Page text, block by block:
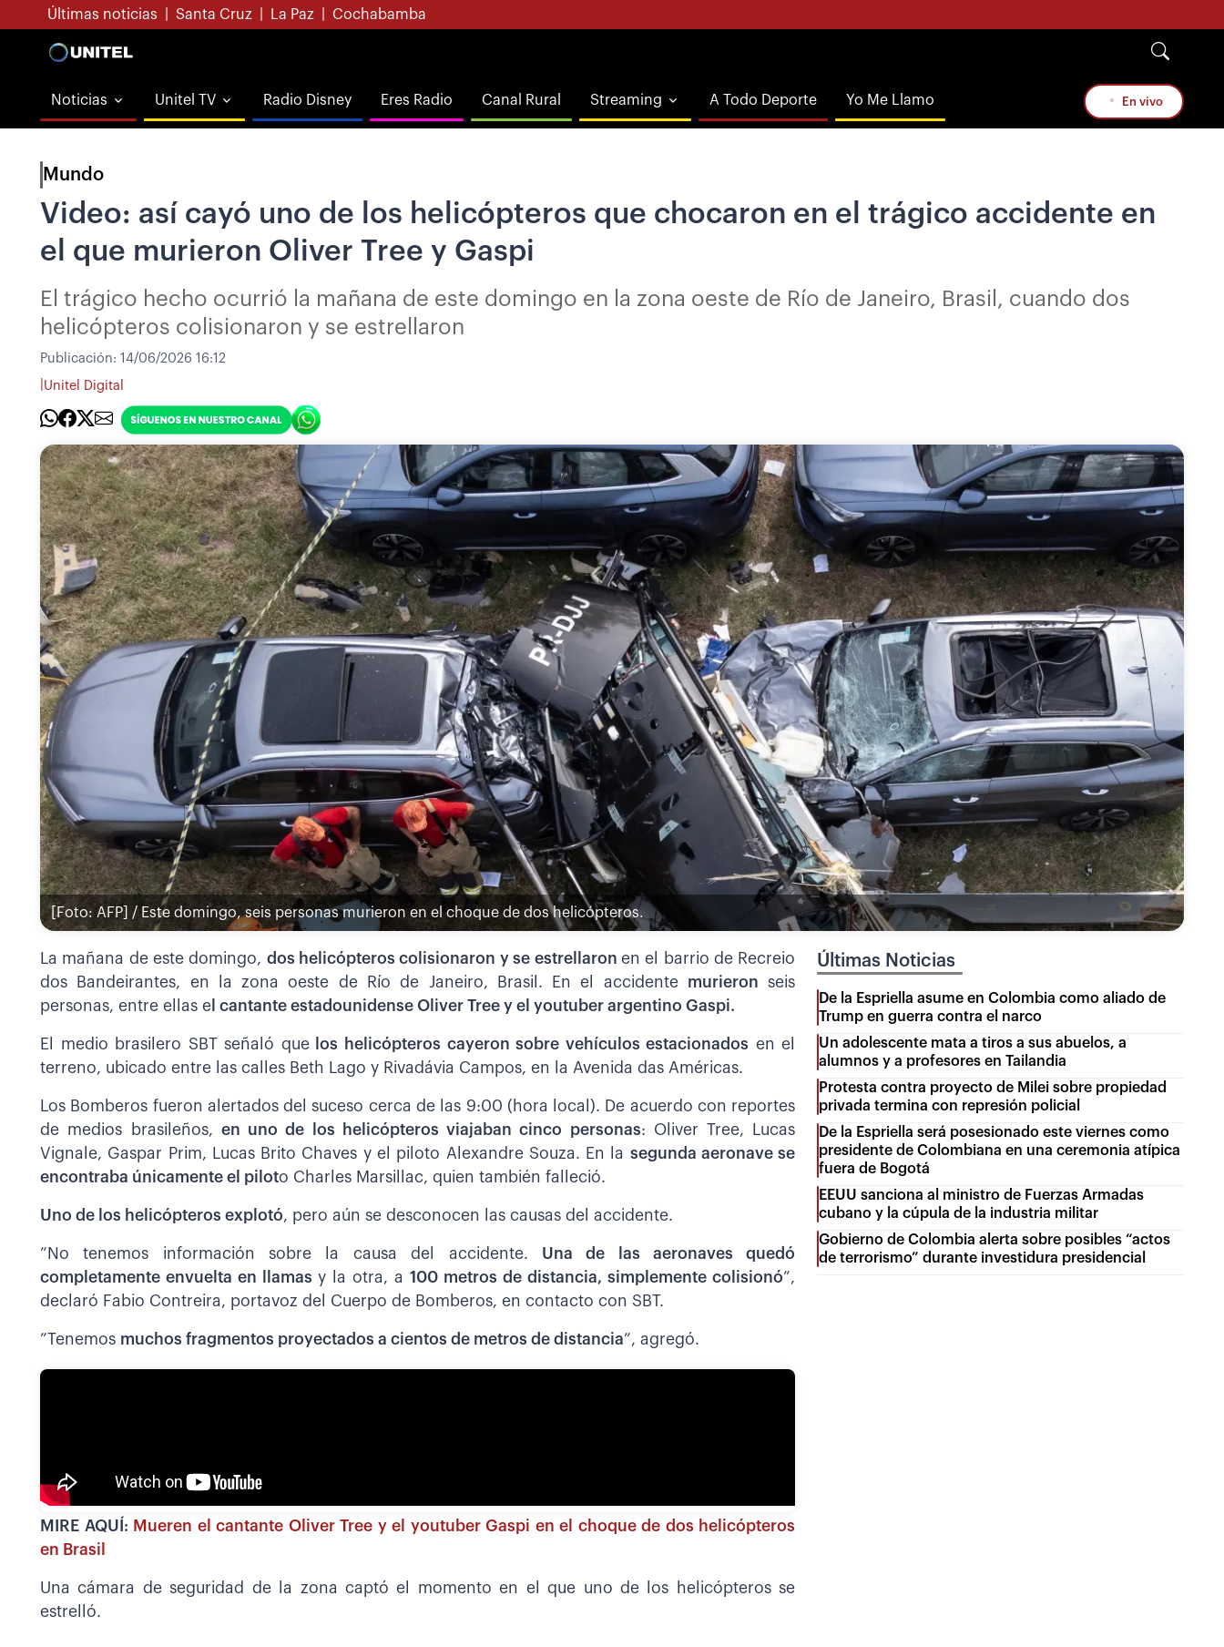
Últimas noticias Santa Cruz La Paz Cochabamba
Noticias Unitel TV Radio Disney Eres Radio Canal Rural Streaming A Todo Deporte Yo Me Llamo En vivo
Mundo
Video: así cayó uno de los helicópteros que chocaron en el trágico accidente en
el que murieron Oliver Tree y Gaspi
El trágico hecho ocurrió la mañana de este domingo en la zona oeste de Río de Janeiro, Brasil, cuando dos
helicópteros colisionaron y se estrellaron
Publicación: 14/06/2026 16:12
Unitel Digital
[Foto: AFP] / Este domingo, seis personas murieron en el choque de dos helicópteros.
La mañana de este domingo, dos helicópteros colisionaron y se estrellaron en el barrio de Recreio
dos Bandeirantes, en la zona oeste de Río de Janeiro, Brasil. En el accidente murieron seis
personas, entre ellas e l cantante estadounidense Oliver Tree y el youtuber argentino Gaspi.
El medio brasilero SBT señaló quelos helicópteros cayeron sobre vehículos estacionados en el
terreno, ubicado entre las calles Beth Lago y Rivadávia Campos, en la Avenida das Américas.
Los Bomberos fueron alertados del suceso cerca de las 9:00 (hora local). De acuerdo con reportes
de medios brasileños, en uno de los helicópteros viajaban cinco personas: Oliver Tree, Lucas
Vignale, Gaspar Prim, Lucas Brito Chaves y el piloto Alexandre Souza. En la segunda aeronave se
encontraba únicamente el piloto Charles Marsillac, quien también falleció.
Uno de los helicópteros explotó, pero aún se desconocen las causas del accidente.
”No tenemos información sobre la causa del accidente. Una de las aeronaves quedó
completamente envuelta en llamasy la otra, a100 metros de distancia, simplemente colisionó”,
declaró Fabio Contreira, portavoz del Cuerpo de Bomberos, en contacto con SBT.
”Tenemos muchos fragmentos proyectados a cientos de metros de distancia”, agregó.
MIRE AQUÍ: Mueren el cantante Oliver Tree y el youtuber Gaspi en el choque de dos helicópteros
en Brasil
Una cámara de seguridad de la zona captó el momento en el que uno de los helicópteros se
estrelló.
Últimas Noticias
De la Espriella asume en Colombia como aliado de
Trump en guerra contra el narco
Un adolescente mata a tiros a sus abuelos, a
alumnos y a profesores en Tailandia
Protesta contra proyecto de Milei sobre propiedad
privada termina con represión policial
De la Espriella será posesionado este viernes como
presidente de Colombiana en una ceremonia atípica
fuera de Bogotá
EEUU sanciona al ministro de Fuerzas Armadas
cubano y la cúpula de la industria militar
Gobierno de Colombia alerta sobre posibles “actos
de terrorismo” durante investidura presidencial